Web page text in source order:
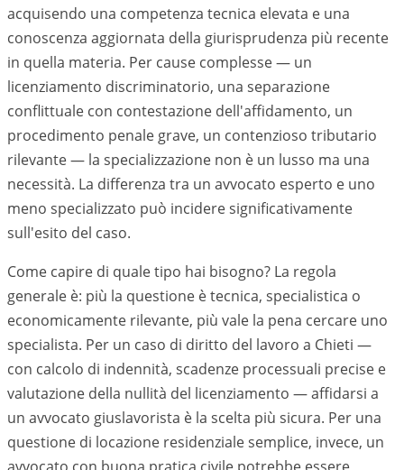
acquisendo una competenza tecnica elevata e una
conoscenza aggiornata della giurisprudenza più recente
in quella materia. Per cause complesse — un
licenziamento discriminatorio, una separazione
conflittuale con contestazione dell'affidamento, un
procedimento penale grave, un contenzioso tributario
rilevante — la specializzazione non è un lusso ma una
necessità. La differenza tra un avvocato esperto e uno
meno specializzato può incidere significativamente
sull'esito del caso.
Come capire di quale tipo hai bisogno? La regola
generale è: più la questione è tecnica, specialistica o
economicamente rilevante, più vale la pena cercare uno
specialista. Per un caso di diritto del lavoro a Chieti —
con calcolo di indennità, scadenze processuali precise e
valutazione della nullità del licenziamento — affidarsi a
un avvocato giuslavorista è la scelta più sicura. Per una
questione di locazione residenziale semplice, invece, un